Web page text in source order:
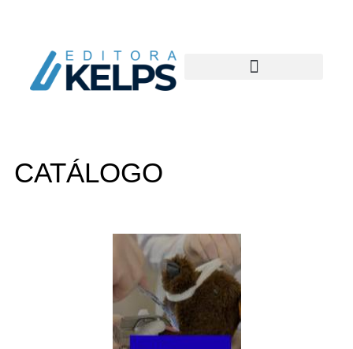
CATÁLOGO